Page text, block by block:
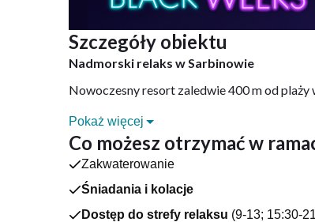
Szczegóły obiektu
Nadmorski relaks w Sarbinowie
Nowoczesny resort zaledwie 400 m od plaży
DLACZEGO WARTO?
Family Resort Sarbinowo to nowoczesny,
min drogi od Kołobrzegu. Resort jest zatem
eksplorowanie miejskich zakątków.
Na gości czekają tu stylowo zaaranżowane,
kawy i herbaty, dostęp do Wi-Fi.
Pokaż więcej
Co możesz otrzymać w
Zakwaterowanie
Śniadania i kolacje
Dostęp do strefy relaksu (9-13; 15:30-